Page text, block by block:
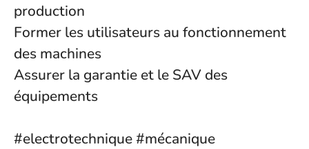
production
Former les utilisateurs au fonctionnement
des machines
Assurer la garantie et le SAV des
équipements
#electrotechnique #mécanique